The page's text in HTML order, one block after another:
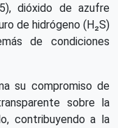
dióxido de azufre
de hidrógeno (H₂S)
de condiciones
su compromiso de
sobre la
contribuyendo a la